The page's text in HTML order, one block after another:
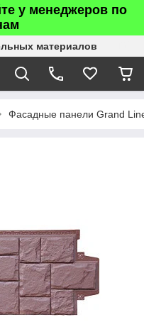
у менеджеров по
материалов
Фасадные панели Grand